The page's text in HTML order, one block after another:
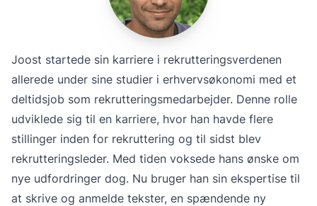
Joost startede sin karriere i rekrutteringsverdenen
allerede under sine studier i erhvervsøkonomi med et
deltidsjob som rekrutteringsmedarbejder. Denne rolle
udviklede sig til en karriere, hvor han havde flere
stillinger inden for rekruttering og til sidst blev
rekrutteringsleder. Med tiden voksede hans ønske om
nye udfordringer dog. Nu bruger han sin ekspertise til
at skrive og anmelde tekster, en spændende ny